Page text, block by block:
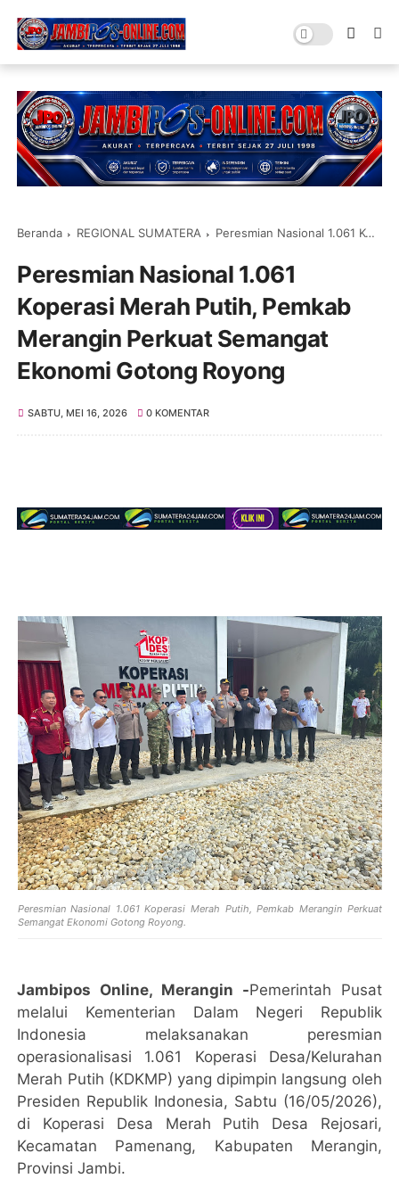
Beranda REGIONAL SUMATERA Peresmian Nasional 1.061 Koperasi Merah Putih, Pemkab Merangin Perkuat Semangat Ekonomi Gotong Royong
Peresmian Nasional 1.061
Koperasi Merah Putih, Pemkab
Merangin Perkuat Semangat
Ekonomi Gotong Royong
SABTU, MEI 16, 2026 0 KOMENTAR
Peresmian Nasional 1.061 Koperasi Merah Putih, Pemkab Merangin Perkuat
Semangat Ekonomi Gotong Royong.
Jambipos Online, Merangin -Pemerintah Pusat
melalui Kementerian Dalam Negeri Republik
Indonesia melaksanakan peresmian
operasionalisasi 1.061 Koperasi Desa/Kelurahan
Merah Putih (KDKMP) yang dipimpin langsung oleh
Presiden Republik Indonesia, Sabtu (16/05/2026),
di Koperasi Desa Merah Putih Desa Rejosari,
Kecamatan Pamenang, Kabupaten Merangin,
Provinsi Jambi.